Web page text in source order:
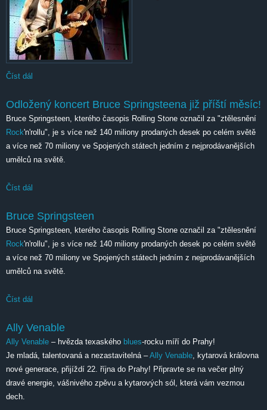
Číst dál
Odložený koncert Bruce Springsteena již příští měsíc!
Bruce Springsteen, kterého časopis Rolling Stone označil za "ztělesnění
Rock'n'rollu", je s více než 140 miliony prodaných desek po celém světě
a více než 70 miliony ve Spojených státech jedním z nejprodávanějších
umělců na světě.
Číst dál
Bruce Springsteen
Bruce Springsteen, kterého časopis Rolling Stone označil za "ztělesnění
Rock'n'rollu", je s více než 140 miliony prodaných desek po celém světě
a více než 70 miliony ve Spojených státech jedním z nejprodávanějších
umělců na světě.
Číst dál
Ally Venable
Ally Venable – hvězda texaského blues-rocku míří do Prahy!
Je mladá, talentovaná a nezastavitelná –Ally Venable , kytarová královna
nové generace, přijíždí 22. října do Prahy! Připravte se na večer plný
dravé energie, vášnivého zpěvu a kytarových sól, která vám vezmou
dech.